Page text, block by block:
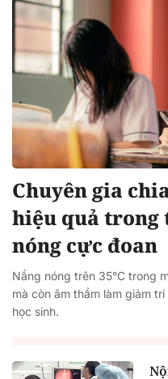
Chuyên gia
hiệu quả trong
nóng cực đoan
Nắng nóng trên 35°C trong
mà còn âm thầm làm giảm
học sinh.